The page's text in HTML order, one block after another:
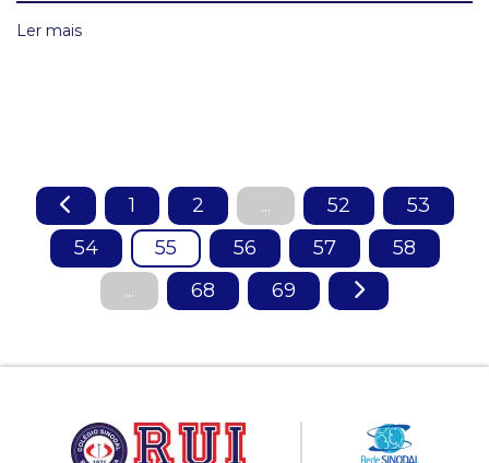
Ler mais
1 2 ... 52
53
54
55 56 57
58
...
68 69